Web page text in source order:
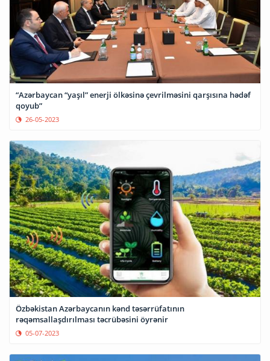
“Azərbaycan “yaşıl” enerji ölkəsinə çevrilməsini qarşısına hədəf
qoyub”
26-05-2023
Özbəkistan Azərbaycanın kənd təsərrüfatının
rəqəmsallaşdırılması təcrübəsini öyrənir
05-07-2023